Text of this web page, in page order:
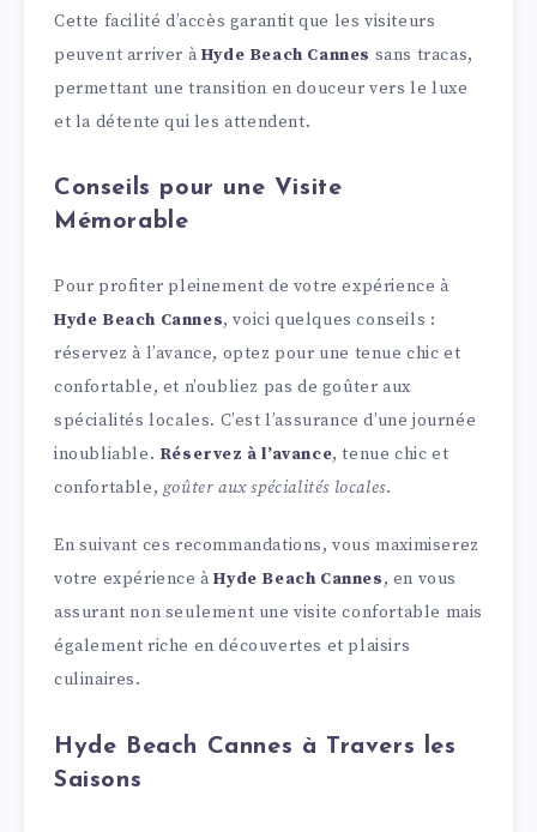
Cette facilité d’accès garantit que les visiteurs
peuvent arriver à Hyde Beach Cannes sans tracas,
permettant une transition en douceur vers le luxe
et la détente qui les attendent.
Conseils pour une Visite
Mémorable
Pour profiter pleinement de votre expérience à
Hyde Beach Cannes, voici quelques conseils :
réservez à l’avance, optez pour une tenue chic et
confortable, et n’oubliez pas de goûter aux
spécialités locales. C’est l’assurance d’une journée
inoubliable. Réservez à l’avance, tenue chic et
confortable, goûter aux spécialités locales.
En suivant ces recommandations, vous maximiserez
votre expérience àHyde Beach Cannes, en vous
assurant non seulement une visite confortable mais
également riche en découvertes et plaisirs
culinaires.
Hyde Beach Cannes à Travers les
Saisons